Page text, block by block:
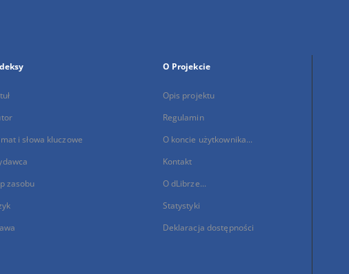
i słowa kluczowe
zasobu
O Projekcie
Opis projektu
Regulamin
O koncie użytkownika...
Kontakt
O dLibrze...
Statystyki
Deklaracja dostępności